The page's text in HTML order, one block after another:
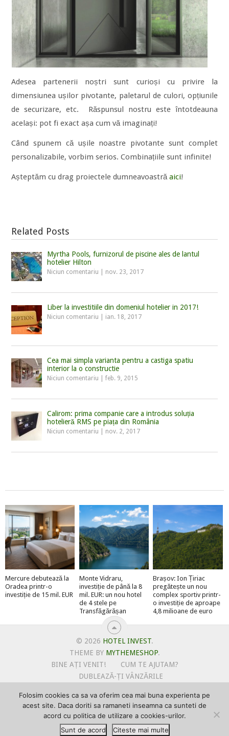
Adesea partenerii noștri sunt curioși cu privire la
dimensiunea ușilor pivotante, paletarul de culori, opțiunile
de securizare, etc. Răspunsul nostru este întotdeauna
același: pot fi exact așa cum vă imaginați!
Când spunem că ușile noastre pivotante sunt complet
personalizabile, vorbim serios. Combinațiile sunt infinite!
Așteptăm cu drag proiectele dumneavoastrăaici!
Related Posts
Myrtha Pools, furnizorul de piscine ales de lantul
hotelier Hilton
Niciun comentariu nov. 23, 2017
Liber la investitiile din domeniul hotelier in 2017!
Niciun comentariu ian. 18, 2017
Cea mai simpla varianta pentru a castiga spatiu
interior la o constructie
Niciun comentariu |feb. 9, 2015
Calirom: prima companie care a introdus soluția
hotelieră RMS pe piața din România
Niciun comentariu nov. 2, 2017
Mercure debutează la
Oradea printr-o
investiție de 15 mil. EUR
Monte Vidraru,
investiție de până la 8
mil. EUR: un nou hotel
de 4 stele pe
Transfăgărășan
Brașov: Ion Țiriac
pregătește un nou
complex sportiv printr-
o investiție de aproape
4,8 milioane de euro
© 2026 HOTEL INVEST.
THEME BY MYTHEMESHOP.
BINE AȚI VENIT!
CUM TE AJUTAM?
DUBLEAZĂ-ȚI VÂNZĂRILE
POLITICA DE UTILIZARE COOKIE-URI
PRIMEȘTI GRATUIT MEGA-CADOURI LA ABONARE
PROMOVEAZĂ-TE PE HOTELINVEST
Folosim cookies ca sa va oferim cea mai buna experienta pe
acest site. Daca doriti sa ramaneti inseamna ca sunteti de
acord cu politica de utilizare a cookies-urilor.
Sunt de acord
Citeste mai multe